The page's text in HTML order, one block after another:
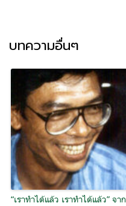
บทความอื่นๆ
“เราทำได้แล้ว เราทำได้แล้ว” จาก